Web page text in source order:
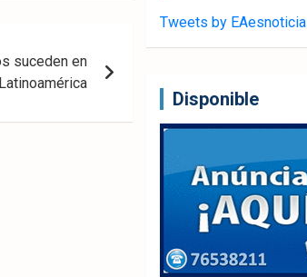
suceden en
Tweets by EAesnoticia
Disponible